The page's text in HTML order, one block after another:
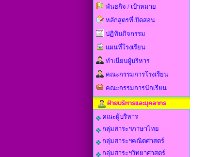
พันธกิจ / เป้าหมาย
หลักสูตรที่เปิดสอน
ปฏิทินกิจกรรม
แผนที่โรงเรียน
ทำเนียบผู้บริหาร
คณะกรรมการโรงเรียน
คณะกรรมการนักเรียน
ฝ่ายบริหารและบุคลากร
คณะผู้บริหาร
กลุ่มสาระฯภาษาไทย
กลุ่มสาระฯคณิตศาสตร์
กลุ่มสาระฯวิทยาศาสตร์